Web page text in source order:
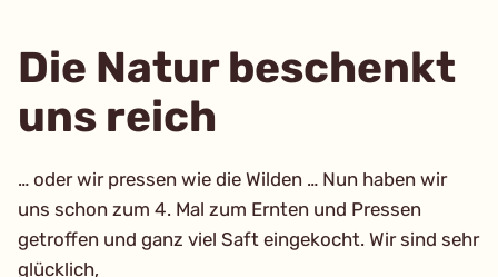
Die Natur beschenkt
uns reich
… oder wir pressen wie die Wilden … Nun haben wir
uns schon zum 4. Mal zum Ernten und Pressen
getroffen und ganz viel Saft eingekocht. Wir sind sehr
glücklich,